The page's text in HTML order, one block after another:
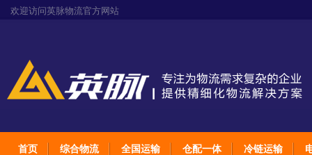
欢迎访问英脉物流官方网站
首页 综合物流 全国运输 仓配一体 冷链运输